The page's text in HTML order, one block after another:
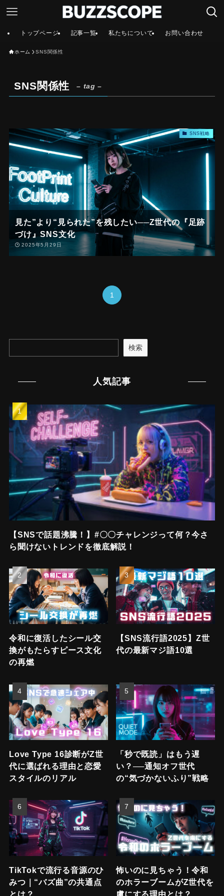
トップページ 記事一覧 私たちについて お問い合わせ
ホーム SNS関係性
SNS関係性 – tag –
SNS戦略
見た”より“見られた”を残したい──Z世代の『足跡
づけ』SNS文化
2025年5月29日
1
検索
人気記事
【SNSで話題沸騰！】#〇〇チャレンジって何？今さ
ら聞けないトレンドを徹底解説！
令和に復活したシール交
換がもたらすピース文化
の再燃
【SNS流行語2025】Z世
代の最新マジ語10選
Love Type 16診断がZ世
代に選ばれる理由と恋愛
スタイルのリアル
「秒で既読」はもう遅
い？──通知オフ世代
の“気づかないふり”戦略
TikTokで流行る音源のひ
みつ｜“バズ曲”の共通点
とは？
怖いのに見ちゃう！令和
のホラーブームがZ世代を
虜にする理由とは？